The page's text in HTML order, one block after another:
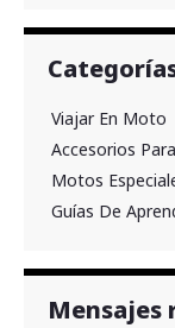
Viajar En Moto
Accesorios
Motos
Guías De
Mensajes